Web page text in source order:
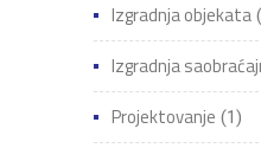
Izgradnja objekata
Izgradnja
Projektovanje (1)